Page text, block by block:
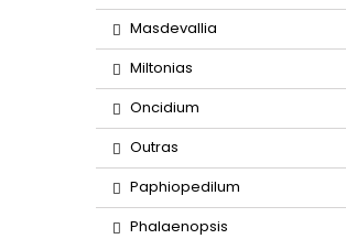
Masdevallia
Miltonias
Oncidium
Outras
Paphiopedilum
Phalaenopsis